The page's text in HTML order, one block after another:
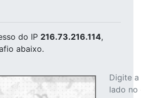
do IP 216.73.216.114,
abaixo.
Digite
lado no